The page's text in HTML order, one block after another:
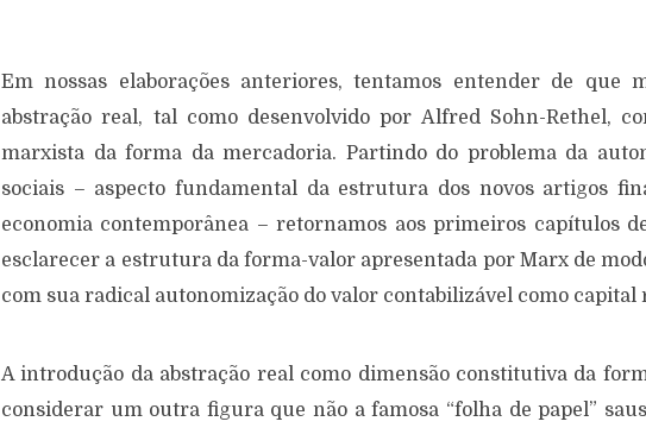
Em nossas elaborações anteriores, tentamos entender de que
abstração real, tal como desenvolvido por Alfred Sohn-Rethel,
marxista da forma da mercadoria. Partindo do problema da
sociais – aspecto fundamental da estrutura dos novos artigos
economia contemporânea – retornamos aos primeiros capítulos
esclarecer a estrutura da forma-valor apresentada por Marx de
com sua radical autonomização do valor contabilizável como capital
A introdução da abstração real como dimensão constitutiva da
considerar um outra figura que não a famosa “folha de papel”